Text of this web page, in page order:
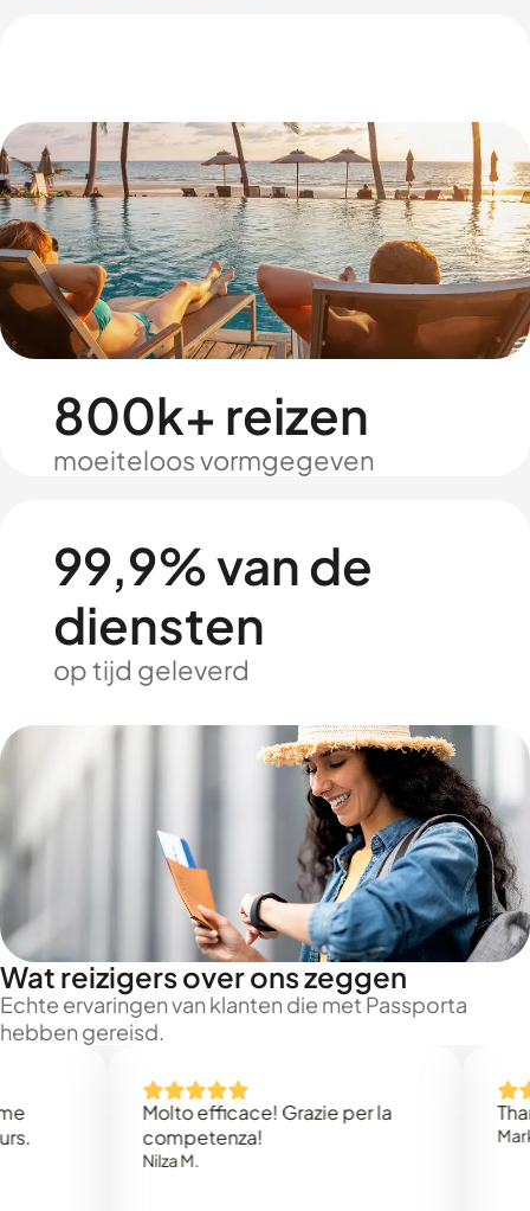
800k+ reizen
moeiteloos vormgegeven
99,9% van de
diensten
op tijd geleverd
Wat reizigers over ons zeggen
Echte ervaringen van klanten die met Passporta
hebben gereisd.
Molto efficace! Grazie per la
competenza!
Thank
Mark N.